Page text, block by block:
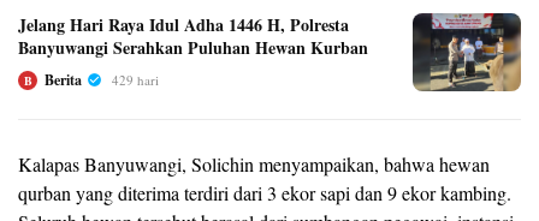
Jelang Hari Raya Idul Adha 1446 H, Polresta
Banyuwangi Serahkan Puluhan Hewan Kurban
B Berita 429 hari
Kalapas Banyuwangi, Solichin menyampaikan, bahwa hewan
qurban yang diterima terdiri dari 3 ekor sapi dan 9 ekor kambing.